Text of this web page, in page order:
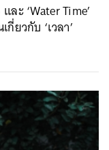
ะ ‘Water Time’
ยวกับ ‘เวลา’